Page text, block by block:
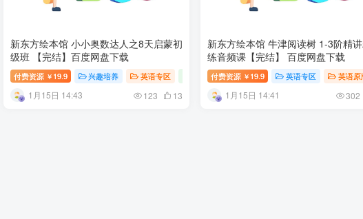
看动画学英语 幼儿教育
新东方绘本馆 小小奥数达人之8天启蒙初
级班 【完结】百度网盘下载
付费资源 ￥ 19.9 兴趣培养 英语专区 英语原版教材 幼儿教育
1月15日 14:43 123 13
新东方绘本馆 牛津阅读树 1-3阶精
练音频课【完结】 百度网盘下载
付费资源 ￥ 19.9 英语专区 英语原
1月15日 14:41 302